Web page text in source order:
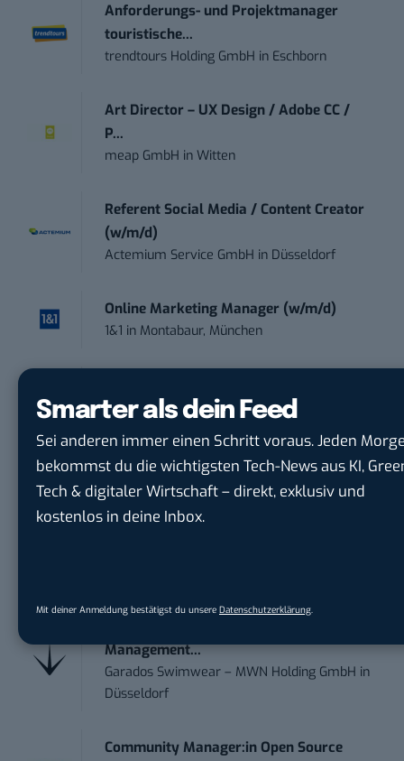
Smarter als dein Feed
Sei anderen immer einen Schritt voraus. Jeden
bekommst du die wichtigsten Tech-News aus KI,
Tech & digitaler Wirtschaft – direkt, exklusiv und
kostenlos in deine Inbox.
Mit deiner Anmeldung bestätigst du unsere Datenschutzerklärung.
Anforderungs- und Projektmanager
touristische...
trendtours Holding GmbH in Eschborn
Art Director – UX Design / Adobe CC /
P...
meap GmbH inWitten
Referent Social Media / Content Creator
(w/m/d)
Actemium Service GmbH in Düsseldorf
Online Marketing Manager (w/m/d)
1&1 in Montabaur, München
Manag...
FEINMETALL GmbHin
Herrenberg bei
Stuttgart
Praktikum im E-Business – Business
Management...
Garados Swimwear – MWN Holding GmbH in
Düsseldorf
Community Manager:in Open Source